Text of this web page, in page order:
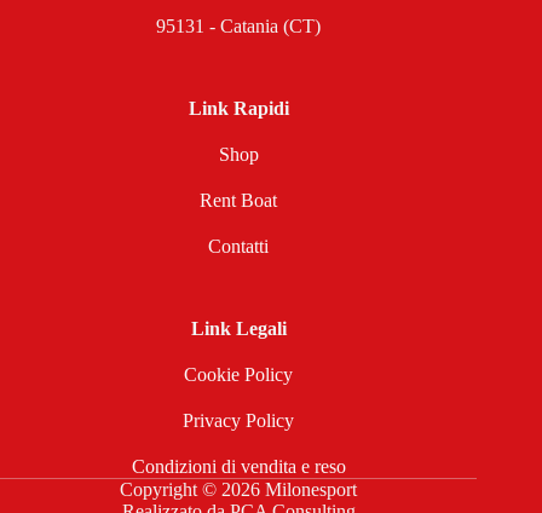
95131 - Catania (CT)
Link Rapidi
Shop
Rent Boat
Contatti
Link Legali
Cookie Policy
Privacy Policy
Condizioni di vendita e reso
Copyright © 2026 Milonesport